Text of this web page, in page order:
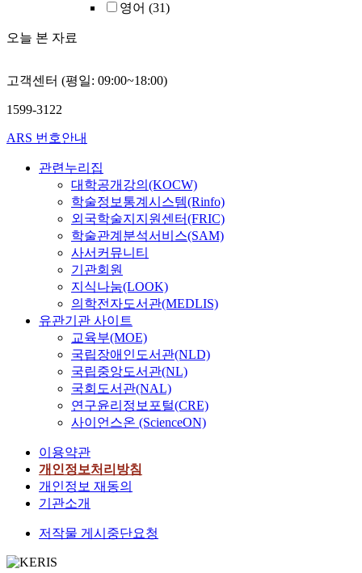
영어 (31)
오늘 본 자료
고객센터 (평일: 09:00~18:00)
1599-3122
ARS 번호안내
관련누리집
대학공개강의(KOCW)
학술정보통계시스템(Rinfo)
외국학술지지원센터(FRIC)
학술관계분석서비스(SAM)
사서커뮤니티
기관회원
지식나눔(LOOK)
의학전자도서관(MEDLIS)
유관기관 사이트
교육부(MOE)
국립장애인도서관(NLD)
국립중앙도서관(NL)
국회도서관(NAL)
연구윤리정보포털(CRE)
사이언스온 (ScienceON)
이용약관
개인정보처리방침
개인정보 재동의
기관소개
저작물 게시중단요청